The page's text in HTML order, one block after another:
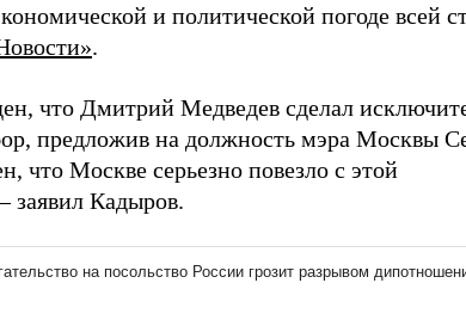
и политической погоде всей
.
что Дмитрий Медведев сделал
предложив на должность мэра Москвы
что Москве серьезно повезло с этой
заявил Кадыров.